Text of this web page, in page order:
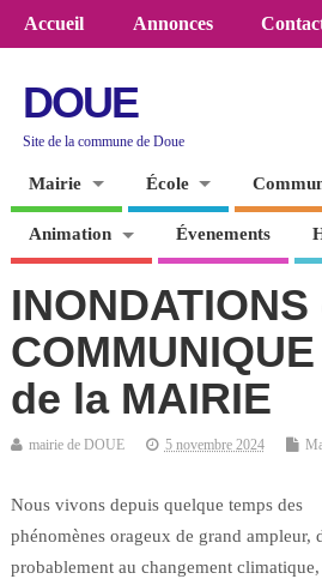
Accueil Annonces
DOUE
Site de la commune de Doue
Mairie École
Animation Évenements
INONDATIONS
COMMUNIQUE
de la MAIRIE
mairie de DOUE 5 novembre 2024
Nous vivons depuis quelque temps des
phénomènes orageux de grand ampleur,
probablement au changement climatique,